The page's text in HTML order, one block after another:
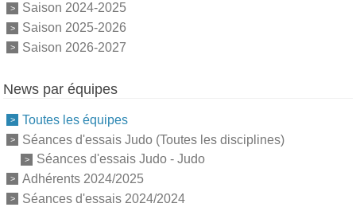
Saison 2024-2025
Saison 2025-2026
Saison 2026-2027
News par équipes
Toutes les équipes
Séances d'essais Judo (Toutes les disciplines)
Séances d'essais Judo - Judo
Adhérents 2024/2025
Séances d'essais 2024/2024